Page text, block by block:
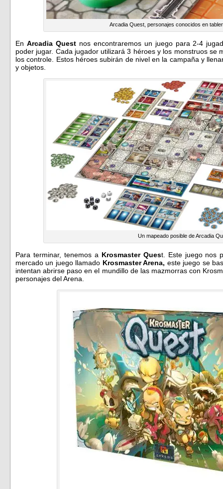
Arcadia Quest, personajes conocidos en
En Arcadia Questnos encontraremos un juego para 2-4
poder jugar. Cada jugador utilizará 3 héroes y los monstruos se
los controle. Estos héroes subirán de nivel en la campaña y
y objetos.
Un mapeado posible de Arcadia
Para terminar, tenemos a Krosmaster Quest. Este juego nos
mercado un juego llamado Krosmaster Arena, este juego se
intentan abrirse paso en el mundillo de las mazmorras con
personajes del Arena.